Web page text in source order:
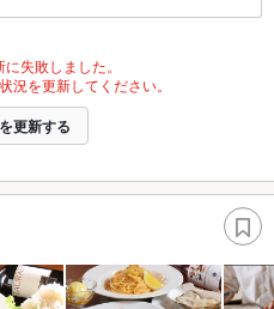
失敗しました。
況を更新してください。
更新する